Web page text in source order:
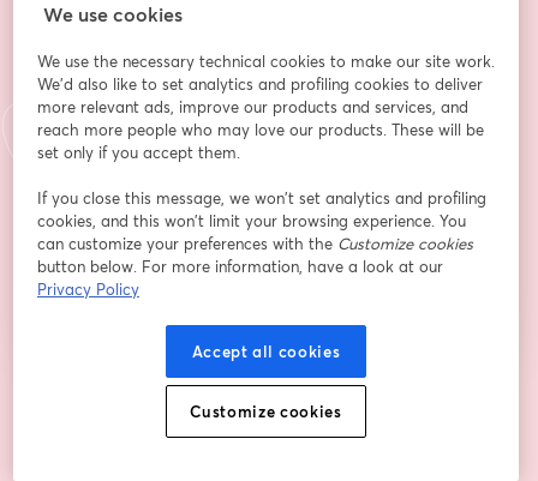
Nom*
Ton compte LinkedIn
S’inscrire
En vous inscrivant, vous reconnaissez et acceptez nos
Politique de confidentialité
ouvre un nouvel onglet
Vos coordonnées seront communiquées à
l'animateur.
We use cookies
We use the necessary technical cookies to make our site work.
We'd also like to set analytics and profiling cookies to deliver
more relevant ads, improve our products and services, and
reach more people who may love our products. These will be
set only if you accept them.
If you close this message, we won’t set analytics and profiling
cookies, and this won’t limit your browsing experience. You
can customize your preferences with the Customize cookies
button below. For more information, have a look at our
Privacy Policy
Accept all cookies
Customize cookies